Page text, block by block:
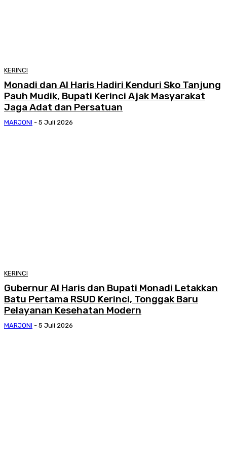
KERINCI
Monadi dan Al Haris Hadiri Kenduri Sko Tanjung
Pauh Mudik, Bupati Kerinci Ajak Masyarakat
Jaga Adat dan Persatuan
MARJONI - 5 Juli 2026
KERINCI
Gubernur Al Haris dan Bupati Monadi Letakkan
Batu Pertama RSUD Kerinci, Tonggak Baru
Pelayanan Kesehatan Modern
MARJONI - 5 Juli 2026